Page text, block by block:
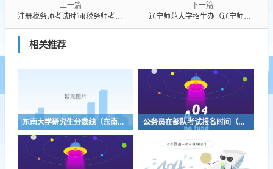
上一篇
注册税务师考试时间(税务师考试时间及科目安排2023)
下一篇
辽宁师范大学招生办（辽宁师范大学招生网站）
相关推荐
东南大学研究生分数线（东南大学研究生分数线2023院线什么时间公布?） 公务员在部队考试报名时间（部队公务员考试都考什么科目）